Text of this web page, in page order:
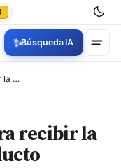
✨Búsqueda IA
El Llanito se alista para recibir la ampliación del acueducto
recibir la